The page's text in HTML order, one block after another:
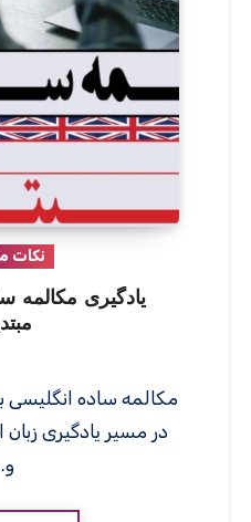
نکات
یادگیری مکالمه
مکالمه ساده انگلیسی برای مبتدیان افرادی که
در مسیر یادگیری